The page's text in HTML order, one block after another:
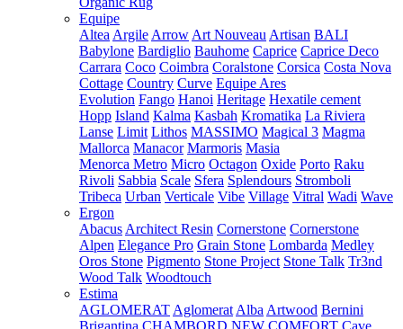
Equipe
Altea Argile Arrow Art Nouveau Artisan BALI
Babylone Bardiglio Bauhome Caprice Caprice Deco
Carrara Coco Coimbra Coralstone Corsica Costa Nova
Cottage Country Curve Equipe Ares
Evolution Fango Hanoi Heritage Hexatile cement
Hopp Island Kalma Kasbah Kromatika La Riviera
Lanse Limit Lithos MASSIMO Magical 3 Magma
Mallorca Manacor Marmoris Masia
Menorca Metro Micro Octagon Oxide Porto Raku
Rivoli Sabbia Scale Sfera Splendours Stromboli
Tribeca Urban Verticale Vibe Village Vitral Wadi Wave
Ergon
Abacus Architect Resin Cornerstone Cornerstone
Alpen Elegance Pro Grain Stone Lombarda Medley
Oros Stone Pigmento Stone Project Stone Talk Tr3nd
Wood Talk Woodtouch
Estima
AGLOMERAT Aglomerat Alba Artwood Bernini